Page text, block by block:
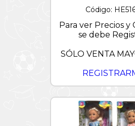
Código:
Para ver Precios y
se debe
SÓLO VENTA